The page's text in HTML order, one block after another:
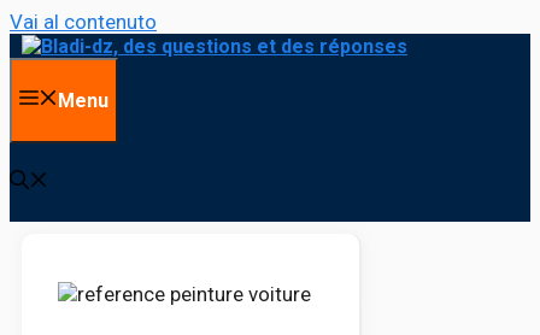
Vai al contenuto
Menu